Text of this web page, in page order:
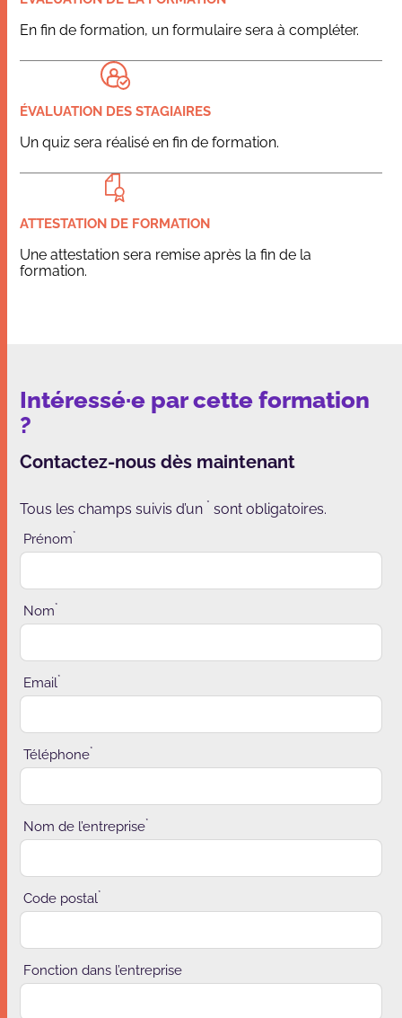
En fin de formation, un formulaire sera à compléter.
ÉVALUATION DES STAGIAIRES
Un quiz sera réalisé en fin de formation.
ATTESTATION DE FORMATION
Une attestation sera remise après la fin de la
formation.
Intéressé·e par cette formation
?
Contactez-nous dès maintenant
Tous les champs suivis d’un * sont obligatoires.
Prénom*
Nom*
Email*
Téléphone*
Nom de l’entreprise*
Code postal*
Fonction dans l’entreprise